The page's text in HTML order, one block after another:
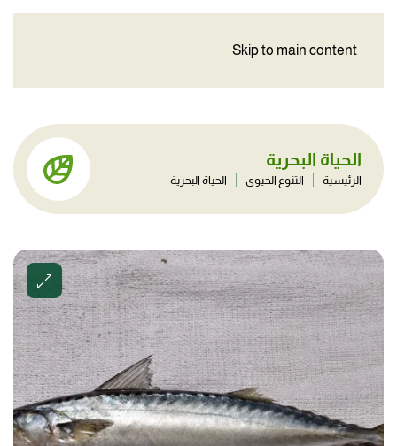
Skip to main content
الحياة البحرية
الرئيسية التنوع الحيوي الحياة البحرية